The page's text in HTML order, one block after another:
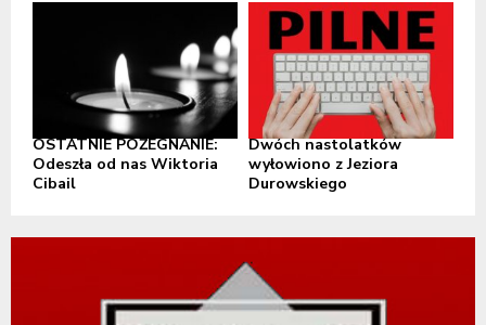
OSTATNIE POŻEGNANIE:
Odeszła od nas Wiktoria
Cibail
Dwóch nastolatków
wyłowiono z Jeziora
Durowskiego